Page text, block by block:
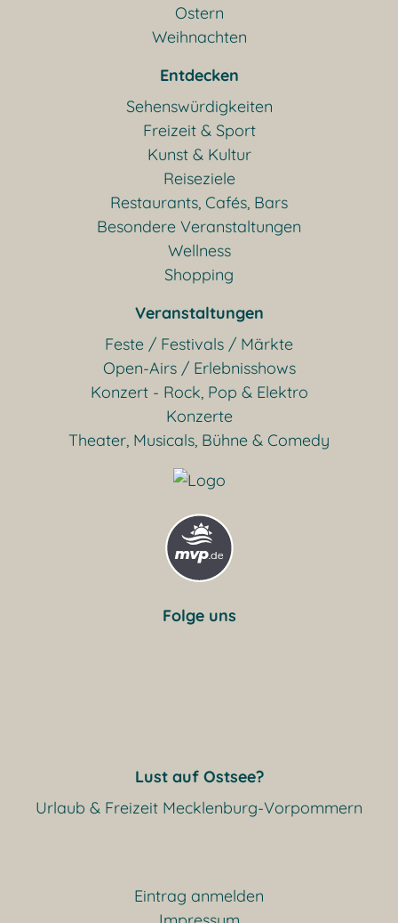
Ostern
Weihnachten
Entdecken
Sehenswürdigkeiten
Freizeit & Sport
Kunst & Kultur
Reiseziele
Restaurants, Cafés, Bars
Besondere Veranstaltungen
Wellness
Shopping
Veranstaltungen
Feste / Festivals / Märkte
Open-Airs / Erlebnisshows
Konzert - Rock, Pop & Elektro
Konzerte
Theater, Musicals, Bühne & Comedy
Folge uns
Lust auf Ostsee?
Urlaub & Freizeit Mecklenburg-Vorpommern
Eintrag anmelden